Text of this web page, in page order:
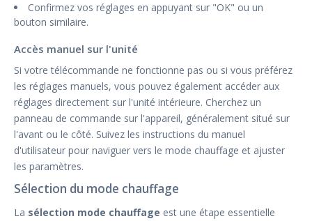
Confirmez vos réglages en appuyant sur "OK" ou un
bouton similaire.
Accès manuel sur l'unité
Si votre télécommande ne fonctionne pas ou si vous préférez
les réglages manuels, vous pouvez également accéder aux
réglages directement sur l'unité intérieure. Cherchez un
panneau de commande sur l'appareil, généralement situé sur
l'avant ou le côté. Suivez les instructions du manuel
d'utilisateur pour naviguer vers le mode chauffage et ajuster
les paramètres.
Sélection du mode chauffage
La sélection mode chauffage est une étape essentielle